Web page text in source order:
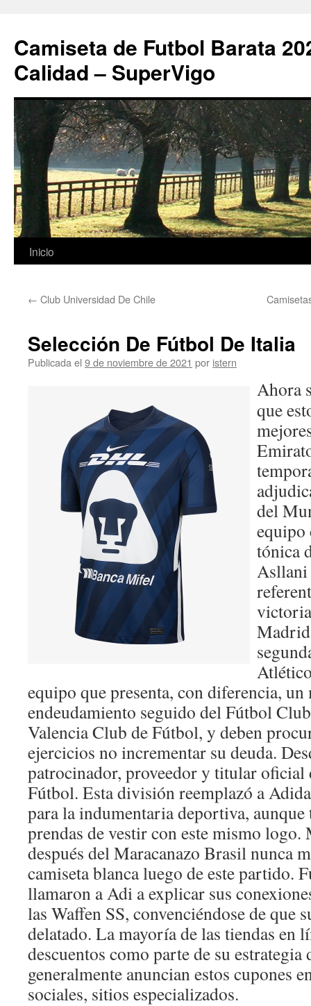
Camiseta de Futbol Barata
Calidad – SuperVigo
Saltar
contenido
Inicio
← Club Universidad De Chile
Selección De Fútbol De Italia
Publicada el 9 de noviembre de 2021 por istern
Ahora
que
del
equipo
tónica
Asllani
Madrid
equipo que presenta, con diferencia,
endeudamiento seguido del Fútbol
Valencia Club de Fútbol, y deben
ejercicios no incrementar su deuda.
patrocinador, proveedor y titular oficial
Fútbol. Esta división reemplazó a
para la indumentaria deportiva, aunque
prendas de vestir con este mismo logo.
después del Maracanazo Brasil nunca
camiseta blanca luego de este partido.
llamaron a Adi a explicar sus
las Waffen SS, convenciéndose de que
delatado. La mayoría de las tiendas en
descuentos como parte de su
generalmente anuncian estos cupones
sociales, sitios especializados.